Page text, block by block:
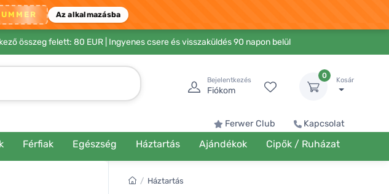
Az alkalmazásba
összeg felett: 80 EUR | Ingyenes csere és visszaküldés 90 napon belül
Bejelentkezés
Fiókom
0
Kosár
Ferwer Club Kapcsolat
Férfiak Egészség Háztartás Ajándékok Cipők / Ruházat
/ Háztartás